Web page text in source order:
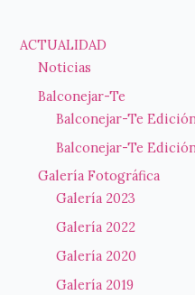
IGUALDAD
MUNICIPAL
2018
ACTUALIDAD
Noticias
Balconejar-Te
Balconejar-Te
Balconejar-Te
Galería Fotográfica
Galería 2023
Galería 2022
Galería 2020
Galería 2019